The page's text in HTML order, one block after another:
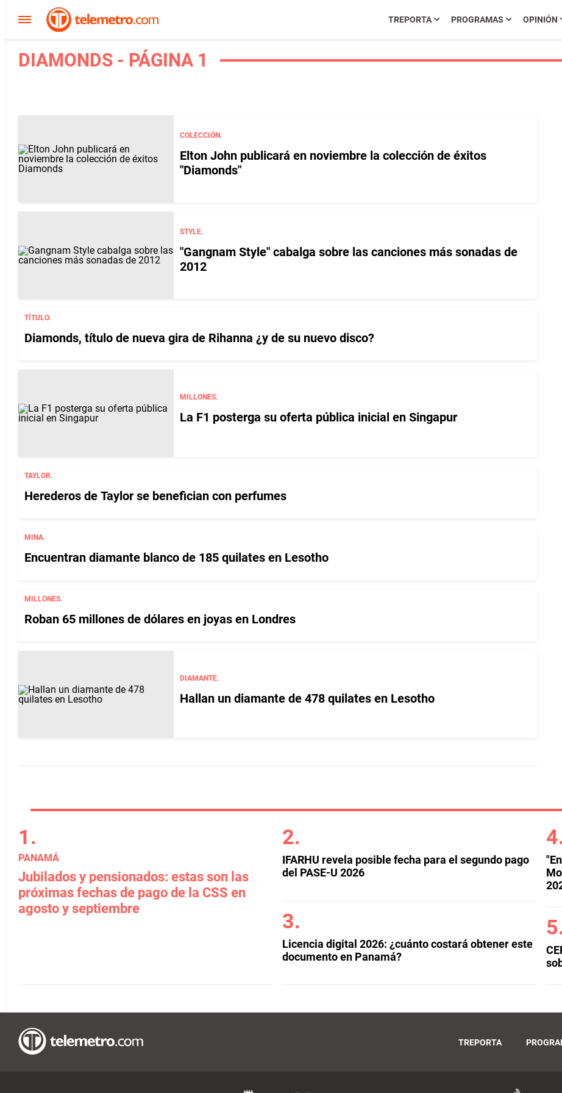
TREPORTA PROGRAMAS OPINIÓN
DIAMONDS - PÁGINA 1
COLECCIÓN.
Elton John publicará en noviembre la colección de éxitos
"Diamonds"
STYLE.
"Gangnam Style" cabalga sobre las canciones más sonadas de
2012
TÍTULO.
Diamonds, título de nueva gira de Rihanna ¿y de su nuevo disco?
MILLONES.
La F1 posterga su oferta pública inicial en Singapur
TAYLOR.
Herederos de Taylor se benefician con perfumes
MINA.
Encuentran diamante blanco de 185 quilates en Lesotho
MILLONES.
Roban 65 millones de dólares en joyas en Londres
DIAMANTE.
Hallan un diamante de 478 quilates en Lesotho
PANAMÁ
Jubilados y pensionados: estas son las
próximas fechas de pago de la CSS en
agosto y septiembre
IFARHU revela posible fecha para el segundo pago
del PASE-U 2026
Licencia digital 2026: ¿cuánto costará obtener este
documento en Panamá?
TREPORTA